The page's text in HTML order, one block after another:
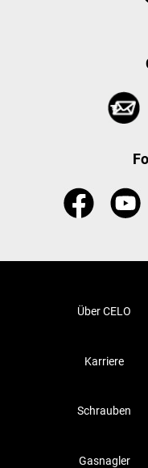
Über CELO
Karriere
Schrauben
Gasnagler